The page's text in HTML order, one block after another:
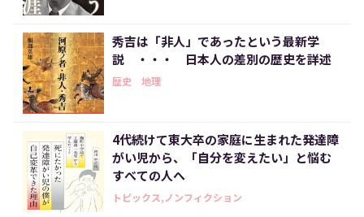
秀吉は「非人」であったという最新学
説 ・・・ 日本人の差別の歴史を詳述
歴史 地理
4代続けて東大卒の家庭に生まれた発達障
がい児から、「自分を変えたい」と悩む
すべての人へ
トピックス,ノンフィクション